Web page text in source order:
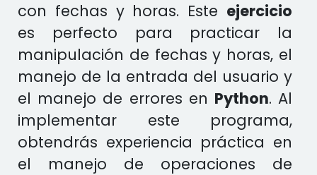
Video Tutoriales
Ejercicios en otros Lenguajes
con fechas y horas. Este ejercicio
es perfecto para practicar la
manipulación de fechas y horas, el
manejo de la entrada del usuario y
el manejo de errores en Python. Al
implementar este programa,
obtendrás experiencia práctica en
el manejo de operaciones de